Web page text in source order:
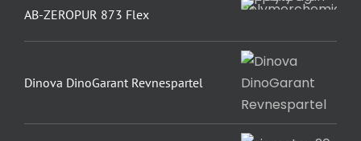
AB-ZEROPUR 873 Flex
Dinova DinoGarant Revnespartel